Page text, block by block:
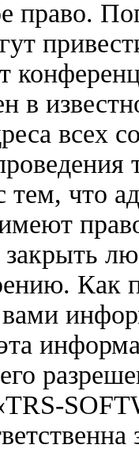
право.
в
всех
тем, что
закрыть
Как